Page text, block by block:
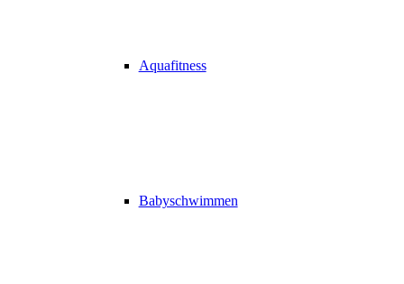
Aquafitness
Babyschwimmen